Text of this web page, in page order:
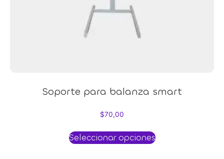
Soporte para balanza smart
$70,00
Seleccionar opciones